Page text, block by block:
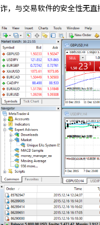
诈，与交易软件的安全性无直